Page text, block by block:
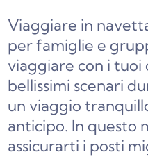
Viaggiare in
per famiglie e
viaggiare con i tuoi
bellissimi scenari
un viaggio
anticipo. In questo
assicurarti i posti